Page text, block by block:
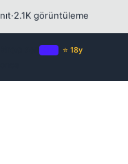
·2.1K görüntüleme
⭐ 18y